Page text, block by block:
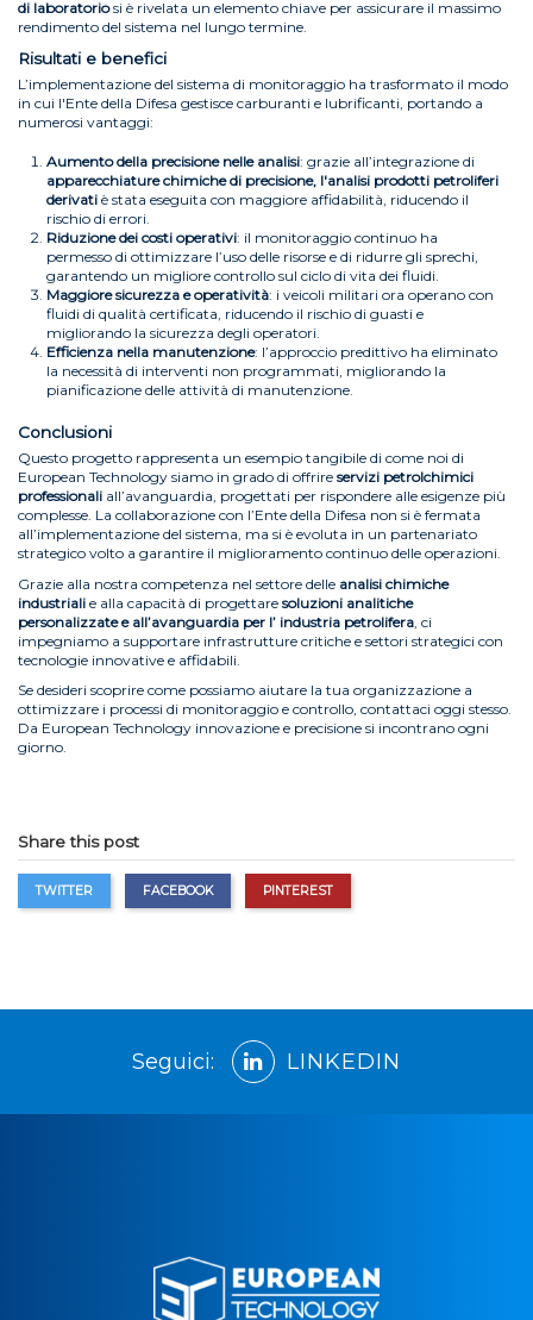
di laboratoriosi è rivelata un elemento chiave per assicurare il massimo
rendimento del sistema nel lungo termine.
Risultati e benefici
L’implementazione del sistema di monitoraggio ha trasformato il modo
in cui l'Ente della Difesa gestisce carburanti e lubrificanti, portando a
numerosi vantaggi:
Aumento della precisione nelle analisi: grazie all’integrazione di
apparecchiature chimiche di precisione, l'analisi prodotti petroliferi
derivati è stata eseguita con maggiore affidabilità, riducendo il
rischio di errori.
Riduzione dei costi operativi: il monitoraggio continuo ha
permesso di ottimizzare l’uso delle risorse e di ridurre gli sprechi,
garantendo un migliore controllo sul ciclo di vita dei fluidi.
Maggiore sicurezza e operatività: i veicoli militari ora operano con
fluidi di qualità certificata, riducendo il rischio di guasti e
migliorando la sicurezza degli operatori.
Efficienza nella manutenzione: l’approccio predittivo ha eliminato
la necessità di interventi non programmati, migliorando la
pianificazione delle attività di manutenzione.
Conclusioni
Questo progetto rappresenta un esempio tangibile di come noi di
European Technology siamo in grado di offrire servizi petrolchimici
professionali all’avanguardia, progettati per rispondere alle esigenze più
complesse. La collaborazione con l’Ente della Difesa non si è fermata
all’implementazione del sistema, ma si è evoluta in un partenariato
strategico volto a garantire il miglioramento continuo delle operazioni.
Grazie alla nostra competenza nel settore delle analisi chimiche
industriali e alla capacità di progettare soluzioni analitiche
personalizzate e all’avanguardia per l’ industria petrolifera , ci
impegniamo a supportare infrastrutture critiche e settori strategici con
tecnologie innovative e affidabili.
Se desideri scoprire come possiamo aiutare la tua organizzazione a
ottimizzare i processi di monitoraggio e controllo, contattaci oggi stesso.
Da European Technology innovazione e precisione si incontrano ogni
giorno.
Share this post
TWITTER FACEBOOK PINTEREST
Seguici: LINKEDIN